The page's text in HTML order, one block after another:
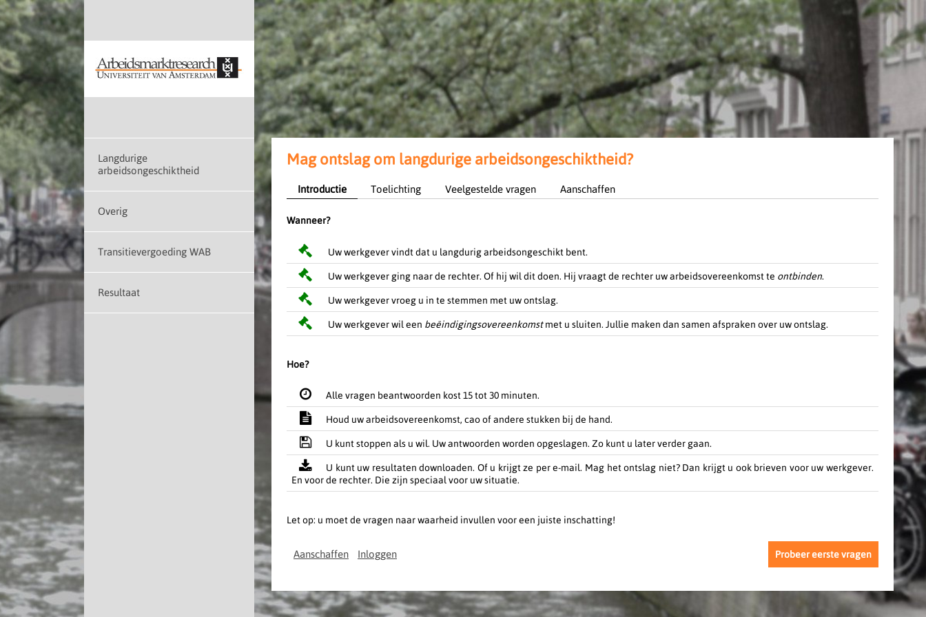
Langdurige
arbeidsongeschiktheid
Overig
Transitievergoeding WAB
Resultaat
Mag ontslag om langdurige arbeidsongeschiktheid?
Introductie Toelichting Veelgestelde vragen Aanschaffen
Wanneer?
Uw werkgever vindt dat u langdurig arbeidsongeschikt bent.
Uw werkgever ging naar de rechter. Of hij wil dit doen. Hij vraagt de rechter uw arbeidsovereenkomst te ontbinden.
Uw werkgever vroeg u in te stemmen met uw ontslag.
Uw werkgever wil een beëindigingsovereenkomstmet u sluiten. Jullie maken dan samen afspraken over uw ontslag.
Hoe?
Alle vragen beantwoorden kost 15 tot 30 minuten.
Houd uw arbeidsovereenkomst, cao of andere stukken bij de hand.
U kunt stoppen als u wil. Uw antwoorden worden opgeslagen. Zo kunt u later verder gaan.
U kunt uw resultaten downloaden. Of u krijgt ze per e-mail. Mag het ontslag niet? Dan krijgt u ook brieven voor uw werkgever.
En voor de rechter. Die zijn speciaal voor uw situatie.
Let op: u moet de vragen naar waarheid invullen voor een juiste inschatting!
Probeer eerste vragen
Aanschaffen Inloggen